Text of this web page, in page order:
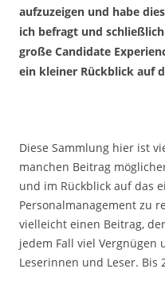
aufzuzeigen und habe
ich befragt und
große Candidate
ein kleiner Rückblick auf
Diese Sammlung hier ist
manchen Beitrag
und im Rückblick auf das
Personalmanagement zu
vielleicht einen Beitrag,
jedem Fall viel Vergnügen
Leserinnen und Leser. Bis